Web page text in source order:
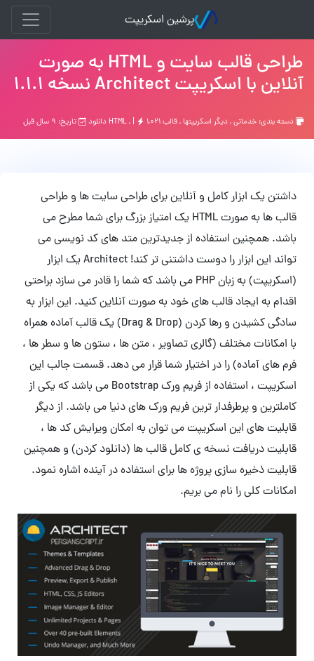
پرشین اسکریپت
طراحی قالب سایت و HTML به صورت
آنلاین با اسکریپت Architect نسخه 1.1.1
دسته بندی: خدماتی, ديگر اسكريپتها,قالب HTML , | ۱,۰۲۱ دانلود تاریخ: ۹ سال قبل
داشتن یک ابزار کامل و آنلاین برای طراحی سایت ها و طراحی
قالب ها به صورت HTML یک امتیاز بزرگ برای شما مطرح می
باشد. همچنین استفاده از جدیدترین متد های کد نویسی می
تواند این ابزار را دوست داشتنی تر کند! Architect یک ابزار
(اسکریپت) به زبان PHP می باشد که شما را قادر می سازد براحتی
اقدام به ایجاد قالب های خود به صورت آنلاین کنید. این ابزار به
سادگی کشیدن و رها کردن (Drag & Drop) یک قالب آماده همراه
با امکانات مختلف (گالری تصاویر ، متن ها ، ستون ها و سطر ها ،
فرم های آماده) را در اختیار شما قرار می دهد. قسمت جالب این
اسکریپت ، استفاده از فریم ورک Bootstrap می باشد که یکی از
کاملترین و پرطرفدار ترین فریم ورک های دنیا می باشد. از دیگر
قابلیت های این اسکریپت می توان به امکان ویرایش کد ها ،
قابلیت دریافت نسخه ی کامل قالب ها (دانلود کردن) و همچنین
قابلیت ذخیره سازی پروژه ها برای استفاده در آینده اشاره نمود.
امکانات کلی را نام می بریم.